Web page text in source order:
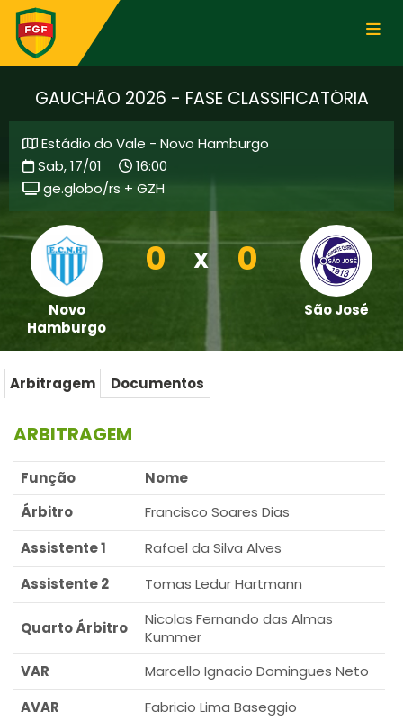
GAUCHÃO 2026 - FASE CLASSIFICATÓRIA
Estádio do Vale - Novo Hamburgo
Sab, 17/01
16:00
ge.globo/rs + GZH
Novo
Hamburgo
0 X 0
São José
Arbitragem Documentos
ARBITRAGEM
Função
Nome
Árbitro
Francisco Soares Dias
Assistente 1
Rafael da Silva Alves
Assistente 2
Tomas Ledur Hartmann
Quarto Árbitro
Nicolas Fernando das Almas
Kummer
VAR
Marcello Ignacio Domingues Neto
AVAR
Fabricio Lima Baseggio